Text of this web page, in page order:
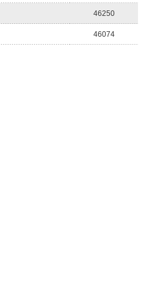
46250
46074